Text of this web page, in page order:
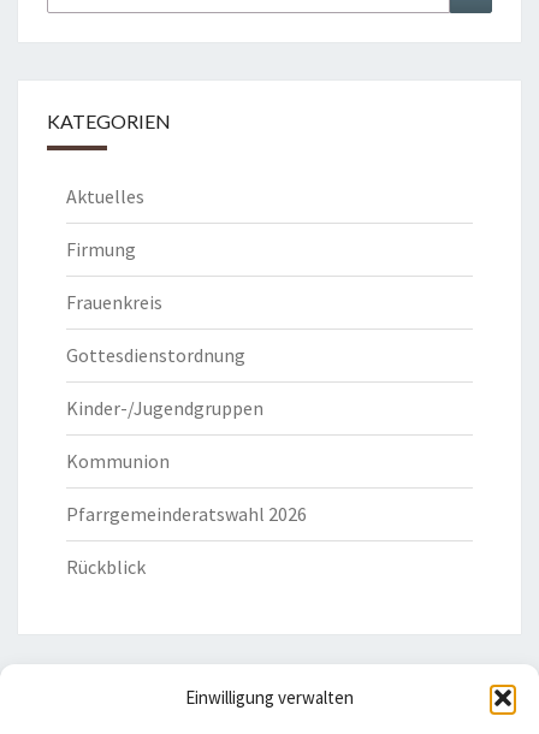
Einwilligung verwalten
nach:
KATEGORIEN
Aktuelles
Firmung
Frauenkreis
Gottesdienstordnung
Kinder-/Jugendgruppen
Kommunion
Pfarrgemeinderatswahl 2026
Rückblick